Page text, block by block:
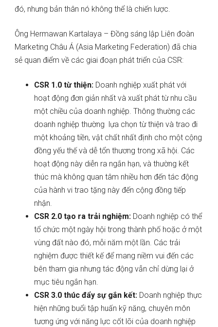
đó, nhưng bản thân nó không thể là chiến lược.
Ông Hermawan Kartalaya – Đồng sáng lập Liên đoàn
Marketing Châu Á (Asia Marketing Federation) đã chia
sẻ quan điểm về các giai đoạn phát triển của CSR:
CSR 1.0 từ thiện: Doanh nghiệp xuất phát với
hoạt động đơn giản nhất và xuất phát từ nhu cầu
một chiều của doanh nghiệp. Thông thường các
doanh nghiệp thường lựa chọn từ thiện và trao đi
một khoảng tiền, vật chất nhất định cho một cộng
đồng yếu thế và dễ tổn thương trong xã hội. Các
hoạt động này diễn ra ngắn hạn, và thường kết
thúc mà không quan tâm nhiều hơn đến tác động
của hành vi trao tặng này đến cộng đồng tiếp
nhận.
CSR 2.0 tạo ra trải nghiệm: Doanh nghiệp có thể
tổ chức một ngày hội trong thành phố hoặc ở một
vùng đất nào đó, mỗi năm một lần. Các trải
nghiệm được thiết kế để mang niềm vui đến các
bên tham gia nhưng tác động vẫn chỉ dừng lại ở
mục tiêu ngắn hạn.
CSR 3.0 thúc đẩy sự gắn kết: Doanh nghiệp thực
hiện những buổi tập huấn kỹ năng, chuyên môn
tương ứng với năng lực cốt lõi của doanh nghiệp